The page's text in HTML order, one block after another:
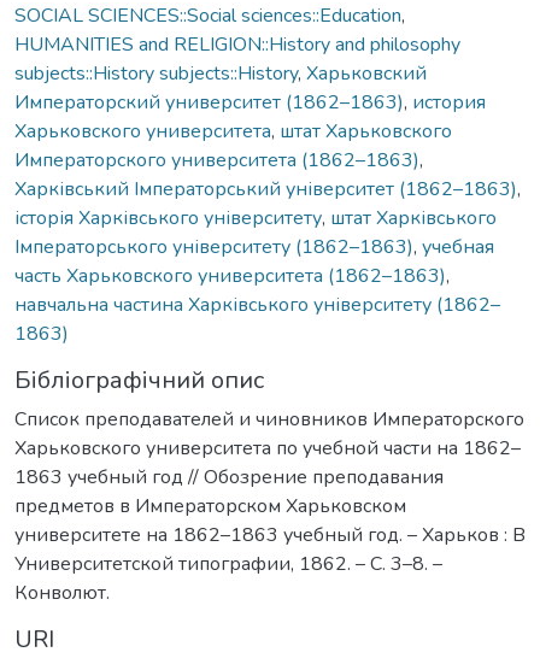
SOCIAL SCIENCES::Social sciences::Education,
HUMANITIES and RELIGION::History and philosophy
subjects::History subjects::History, Харьковский
Императорский университет (1862–1863), история
Харьковского университета, штат Харьковского
Императорского университета (1862–1863),
Харківський Імператорський університет (1862–1863),
історія Харківського університету, штат Харківського
Імператорського університету (1862–1863), учебная
часть Харьковского университета (1862–1863),
навчальна частина Харківського університету (1862–
1863)
Бібліографічний опис
Список преподавателей и чиновников Императорского
Харьковского университета по учебной части на 1862–
1863 учебный год // Обозрение преподавания
предметов в Императорском Харьковском
университете на 1862–1863 учебный год. – Харьков : В
Университетской типографии, 1862. – С. 3–8. –
Конволют.
URI